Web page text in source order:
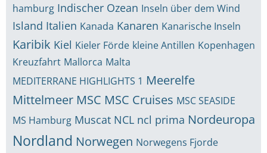
hamburg Indischer Ozean Inseln über dem Wind
Island Italien Kanada Kanaren Kanarische Inseln
Karibik Kiel Kieler Förde kleine Antillen Kopenhagen
Kreuzfahrt Mallorca Malta
MEDITERRANE HIGHLIGHTS 1 Meerelfe
Mittelmeer MSC MSC Cruises MSC SEASIDE
MS Hamburg Muscat NCL ncl prima Nordeuropa
Nordland Norwegen Norwegens Fjorde